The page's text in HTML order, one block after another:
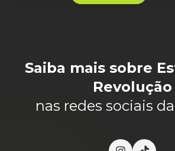
Saiba mais sobre
Revolução
nas redes sociais